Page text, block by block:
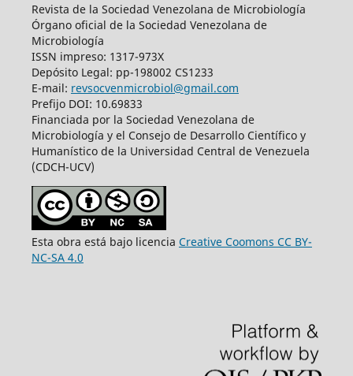
Revista de la Sociedad Venezolana de Microbiología
Órgano oficial de la Sociedad Venezolana de
Microbiología
ISSN impreso: 1317-973X
Depósito Legal: pp-198002 CS1233
E-mail: revsocvenmicrobiol@gmail.com
Prefijo DOI: 10.69833
Financiada por la Sociedad Venezolana de
Microbiología y el Consejo de Desarrollo Científico y
Humanístico de la Universidad Central de Venezuela
(CDCH-UCV)
Esta obra está bajo licencia Creative Coomons CC BY-
NC-SA 4.0